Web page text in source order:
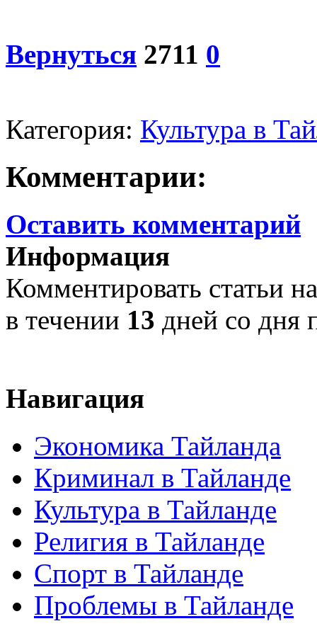
Вернуться 2711 0
Категория: Культура в
Комментарии:
Оставить комментарий
Информация
Комментировать статьи
в течении 13 дней со дня
Навигация
Экономика Тайланда
Криминал в Тайланде
Культура в Тайланде
Религия в Тайланде
Спорт в Тайланде
Проблемы в Тайланде